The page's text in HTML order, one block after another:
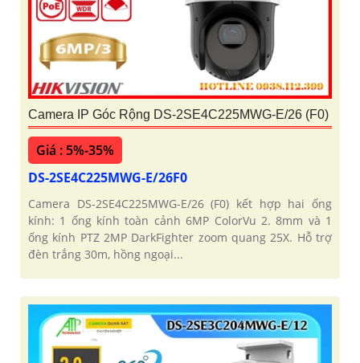
Camera IP Góc Rộng DS-2SE4C225MWG-E/26 (F0)
Giá : 5%-35%
DS-2SE4C225MWG-E/26F0
Camera DS-2SE4C225MWG-E/26 (F0) kết hợp hai ống
kính: 1 ống kính toàn cảnh 6MP ColorVu 2. 8mm và 1
ống kính PTZ 2MP DarkFighter zoom quang 25X. Hỗ trợ
đèn trắng 30m, hồng ngoại...